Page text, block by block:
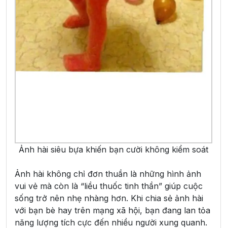
Ảnh hài siêu bựa khiến bạn cười không kiểm soát
Ảnh hài không chỉ đơn thuần là những hình ảnh
vui vẻ mà còn là “liều thuốc tinh thần” giúp cuộc
sống trở nên nhẹ nhàng hơn. Khi chia sẻ ảnh hài
với bạn bè hay trên mạng xã hội, bạn đang lan tỏa
năng lượng tích cực đến nhiều người xung quanh.